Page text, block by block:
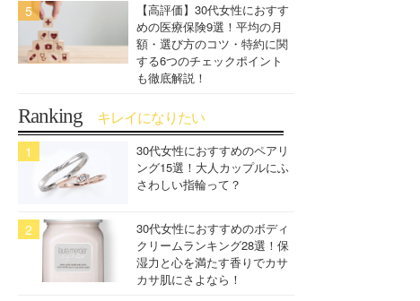
【高評価】30代女性におすす
めの医療保険9選！平均の月
額・選び方のコツ・特約に関
する6つのチェックポイント
も徹底解説！
Ranking キレイになりたい
30代女性におすすめのペアリ
ング15選！大人カップルにふ
さわしい指輪って？
30代女性におすすめのボディ
クリームランキング28選！保
湿力と心を満たす香りでカサ
カサ肌にさよなら！